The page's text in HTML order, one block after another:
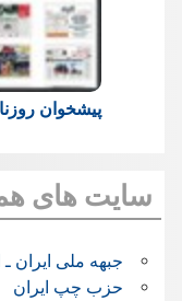
پیشخوان
سایت های
جبهه ملی ایران ـ
حزب چپ ایران